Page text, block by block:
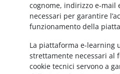
cognome, indirizzo e-mail
necessari per garantire
funzionamento della
La piattaforma e-learning
strettamente necessari al
cookie tecnici servono a